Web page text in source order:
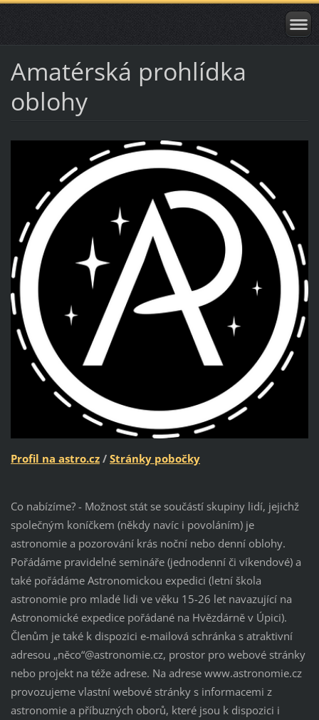
Amatérská prohlídka
oblohy
Profil na astro.cz/ Stránky pobočky
Co nabízíme? - Možnost stát se součástí skupiny lidí, jejichž
společným koníčkem (někdy navíc i povoláním) je
astronomie a pozorování krás noční nebo denní oblohy.
Pořádáme pravidelné semináře (jednodenní či víkendové) a
také pořádáme Astronomickou expedici (letní škola
astronomie pro mladé lidi ve věku 15-26 let navazující na
Astronomické expedice pořádané na Hvězdárně v Úpici).
Členům je také k dispozici e-mailová schránka s atraktivní
adresou „něco“@astronomie.cz, prostor pro webové stránky
nebo projekt na téže adrese. Na adrese www.astronomie.cz
provozujeme vlastní webové stránky s informacemi z
astronomie a příbuzných oborů, které jsou k dispozici i